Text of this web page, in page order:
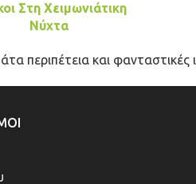
Στη Χειμωνιάτικη
Νύχτα
περιπέτεια και φανταστικές